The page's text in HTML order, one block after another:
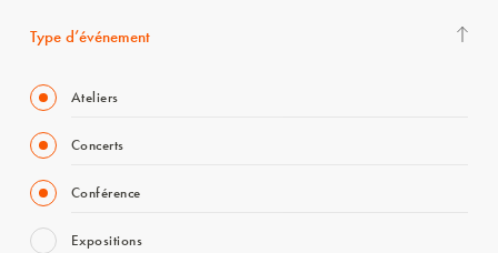
Type d’événement
Ateliers
Concerts
Conférence
Expositions